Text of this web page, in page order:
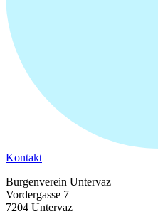
Kontakt
Burgenverein Untervaz
Vordergasse 7
7204 Untervaz